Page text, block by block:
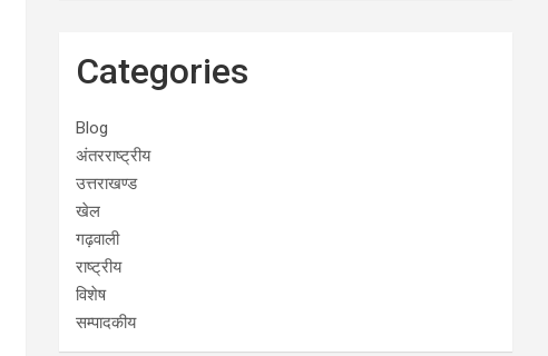
Categories
Blog
अंतरराष्ट्रीय
उत्तराखण्ड
खेल
गढ़वाली
राष्ट्रीय
विशेष
सम्पादकीय